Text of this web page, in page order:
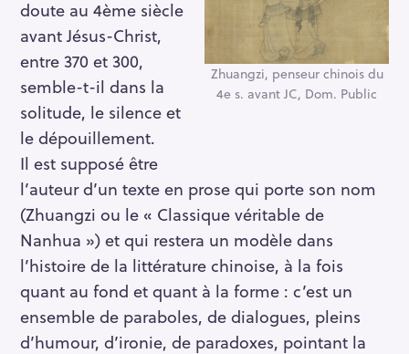
Zhuangzi, penseur chinois du
4e s. avant JC, Dom. Public
doute au 4ème siècle
avant Jésus-Christ,
entre 370 et 300,
semble-t-il dans la
solitude, le silence et
le dépouillement.
Il est supposé être
l’auteur d’un texte en prose qui porte son nom
(Zhuangzi ou le « Classique véritable de
Nanhua ») et qui restera un modèle dans
l’histoire de la littérature chinoise, à la fois
quant au fond et quant à la forme : c’est un
ensemble de paraboles, de dialogues, pleins
d’humour, d’ironie, de paradoxes, pointant la